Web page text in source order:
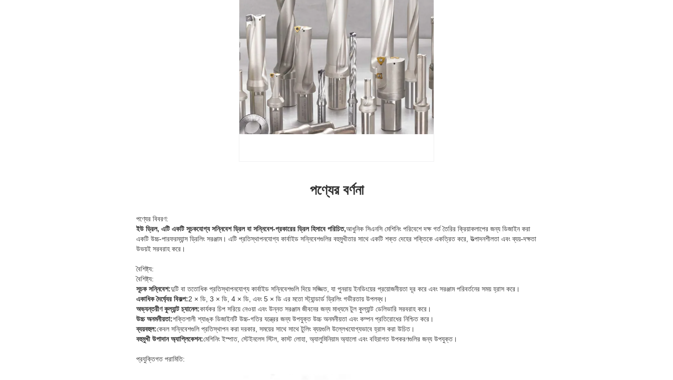
পণ্যের বর্ণনা
পণ্যের বিবরণ:
ইউ ড্রিল, এটি একটি সূচকযোগ্য সন্নিবেশ ড্রিল বা সন্নিবেশ-প্রকারের ড্রিল হিসাবে পরিচিত,আধুনিক সিএনসি মেশিনিং পরিবেশে দক্ষ গর্ত তৈরির ক্রিয়াকলাপের জন্য ডিজাইন করা
একটি উচ্চ-পারফরম্যান্স ড্রিলিং সরঞ্জাম। এটি প্রতিস্থাপনযোগ্য কার্বাইড সন্নিবেশগুলির বহুমুখীতার সাথে একটি শক্ত দেহের শক্তিকে একত্রিত করে, উত্পাদনশীলতা এবং ব্যয়-দক্ষতা
উভয়ই সরবরাহ করে।
বৈশিষ্ট্য:
বৈশিষ্ট্য:
সূচক সন্নিবেশ:দুটি বা ততোধিক প্রতিস্থাপনযোগ্য কার্বাইড সন্নিবেশগুলি দিয়ে সজ্জিত, যা পুনরায় ইনডিংয়ের প্রয়োজনীয়তা দূর করে এবং সরঞ্জাম পরিবর্তনের সময় হ্রাস করে।
একাধিক দৈর্ঘ্যের বিকল্প:2 × ডি, 3 × ডি, 4 × ডি, এবং 5 × ডি এর মতো স্ট্যান্ডার্ড ড্রিলিং গভীরতায় উপলব্ধ।
অভ্যন্তরীণ কুল্যান্ট চ্যানেল:কার্যকর চিপ সরিয়ে নেওয়া এবং উন্নত সরঞ্জাম জীবনের জন্য মাধ্যমে টুল কুল্যান্ট ডেলিভারি সরবরাহ করে।
উচ্চ অনমনীয়তা:শক্তিশালী শ্যাঙ্ক ডিজাইনটি উচ্চ-গতির যন্ত্রের জন্য উপযুক্ত উচ্চ অনমনীয়তা এবং কম্পন প্রতিরোধের নিশ্চিত করে।
ব্যয়বহুল:কেবল সন্নিবেশগুলি প্রতিস্থাপন করা দরকার, সময়ের সাথে সাথে টুলিং ব্যয়গুলি উল্লেখযোগ্যভাবে হ্রাস করা উচিত।
বহুমুখী উপাদান অ্যাপ্লিকেশন:মেশিনিং ইস্পাত, স্টেইনলেস স্টিল, কাস্ট লোহা, অ্যালুমিনিয়াম অ্যালো এবং বহিরাগত উপকরণগুলির জন্য উপযুক্ত।
প্রযুক্তিগত পরামিতি: